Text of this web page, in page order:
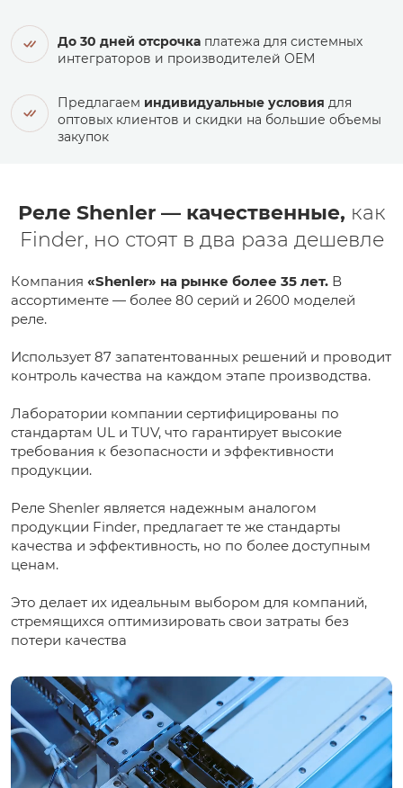
До 30 дней отсрочка платежа для системных
интеграторов и производителей ОЕМ
Предлагаем индивидуальные условия для
оптовых клиентов и скидки на большие объемы
закупок
Реле Shenler — качественные, как
Finder, но стоят в два раза дешевле
Компания «Shenler» на рынке более 35 лет. В
ассортименте — более 80 серий и 2600 моделей
реле.
Использует 87 запатентованных решений и проводит
контроль качества на каждом этапе производства.
Лаборатории компании сертифицированы по
стандартам UL и TUV, что гарантирует высокие
требования к безопасности и эффективности
продукции.
Реле Shenler является надежным аналогом
продукции Finder, предлагает те же стандарты
качества и эффективность, но по более доступным
ценам.
Это делает их идеальным выбором для компаний,
стремящихся оптимизировать свои затраты без
потери качества